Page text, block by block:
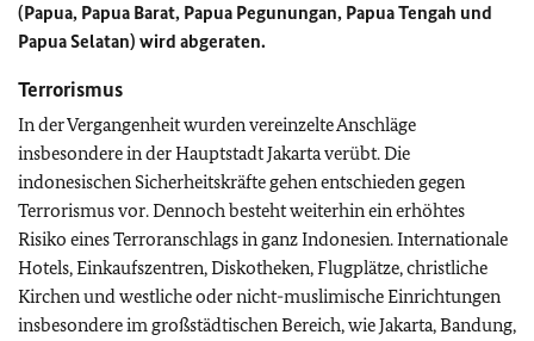
(Papua, Papua Barat, Papua Pegunungan, Papua Tengah und
Papua Selatan) wird abgeraten.
Terrorismus
In der Vergangenheit wurden vereinzelte Anschläge
insbesondere in der Hauptstadt Jakarta verübt. Die
indonesischen Sicherheitskräfte gehen entschieden gegen
Terrorismus vor. Dennoch besteht weiterhin ein erhöhtes
Risiko eines Terroranschlags in ganz Indonesien. Internationale
Hotels, Einkaufszentren, Diskotheken, Flugplätze, christliche
Kirchen und westliche oder nicht-muslimische Einrichtungen
insbesondere im großstädtischen Bereich, wie Jakarta, Bandung,